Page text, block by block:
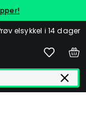
elsykkel i 14 dager